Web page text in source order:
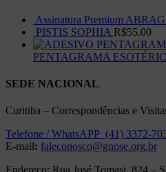
Assinatura Premium
PISTIS SOPHIA R$55.00
PENTAGRAMA
SEDE NACIONAL
Curitiba – Correspondências e
Telefone / WhatsAPP (41) 3372-
E-mail: faleconosco@gnose.org.br